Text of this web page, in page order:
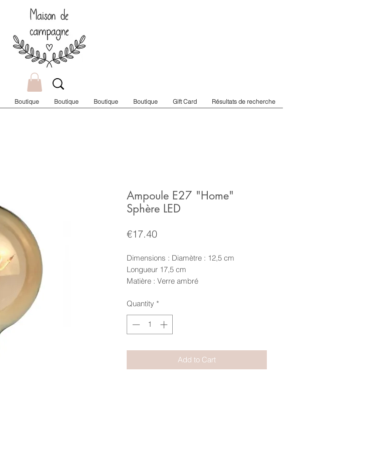
Boutique Boutique Boutique Boutique Gift Card Résultats de recherche
Ampoule E27 "Home"
Sphère LED
€17.40Price
Dimensions : Diamètre : 12,5 cm
Longueur 17,5 cm
Matière : Verre ambré
Quantity *
Add to Cart